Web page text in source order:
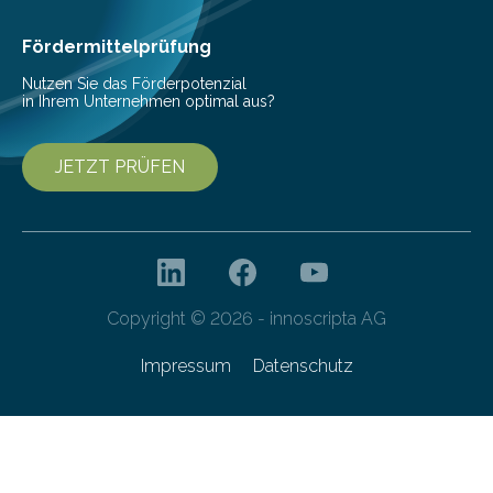
haben nun gezeigt, dass viele…
Fördermittelprüfung
Nutzen Sie das Förderpotenzial
in Ihrem Unternehmen optimal aus?
JETZT PRÜFEN
Copyright © 2026 - innoscripta AG
Impressum Datenschutz